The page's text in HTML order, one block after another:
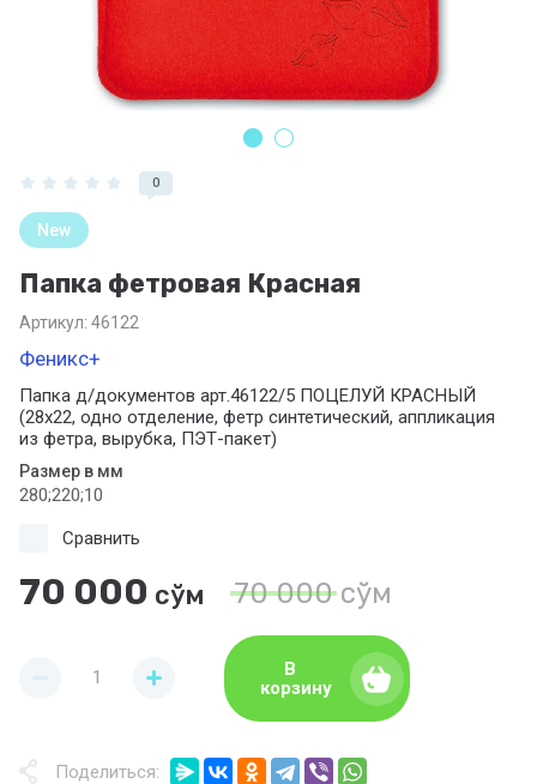
0
New
Папка фетровая Красная
Артикул: 46122
Феникс+
Папка д/документов арт.46122/5 ПОЦЕЛУЙ КРАСНЫЙ
(28x22, одно отделение, фетр синтетический, аппликация
из фетра, вырубка, ПЭТ-пакет)
Размер в мм
280;220;10
70 000сўм
70 000 сўм
Сравнить
В
корзину
Поделиться: